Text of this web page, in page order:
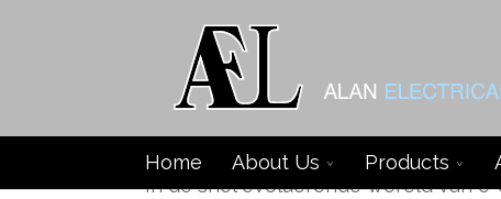
Home About Us Products
Het Strategisch Belang
In de snel evoluerende wereld van